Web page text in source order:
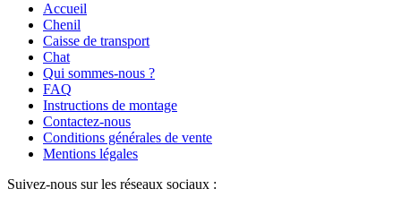
Accueil
Chenil
Caisse de transport
Chat
Qui sommes-nous ?
FAQ
Instructions de montage
Contactez-nous
Conditions générales de vente
Mentions légales
Suivez-nous sur les réseaux sociaux :